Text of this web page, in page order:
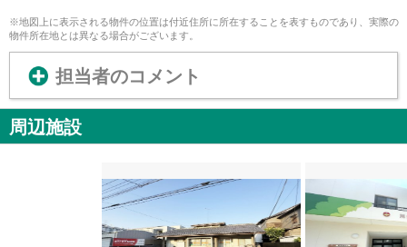
※地図上に表示される物件の位置は付近住所に所在することを表すものであり、実際の
物件所在地とは異なる場合がございます。
担当者のコメント
周辺施設